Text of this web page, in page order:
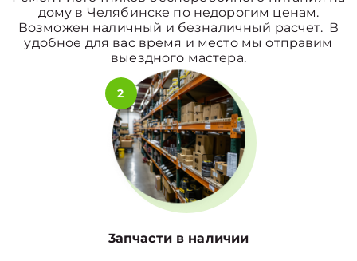
дому в Челябинске по недорогим ценам.
Возможен наличный и безналичный расчет. В
удобное для вас время и место мы отправим
выездного мастера.
2
3апчасти в наличии